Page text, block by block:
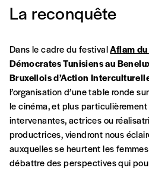
La reconquête
Se
CONNEXION
A partir de 2021,Imag, le
l’interculturel,vous est
Le prix libre est un mode
par l’acheteur d’un bien ou
peut être une manière
Dans le cadre du festivalAflam
Démocrates Tunisiens au
Bruxellois d’Action
l’organisation d’une table ronde
le cinéma, et plus
intervenantes, actrices ou
productrices, viendront nous
auxquelles se heurtent les
débattre des perspectives qui